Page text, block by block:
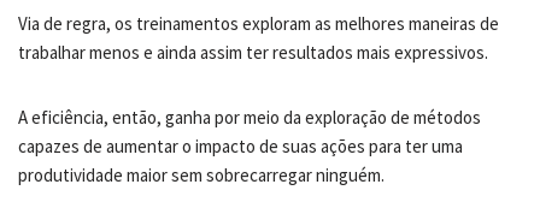
Via de regra, os treinamentos exploram as melhores maneiras de
trabalhar menos e ainda assim ter resultados mais expressivos.
A eficiência, então, ganha por meio da exploração de métodos
capazes de aumentar o impacto de suas ações para ter uma
produtividade maior sem sobrecarregar ninguém.